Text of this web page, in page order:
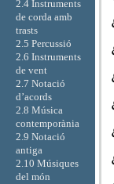
2.4 Instruments
de corda amb
trasts
2.5 Percussió
2.6 Instruments
de vent
2.7 Notació
d’acords
2.8 Música
contemporània
2.9 Notació
antiga
2.10 Músiques
del món